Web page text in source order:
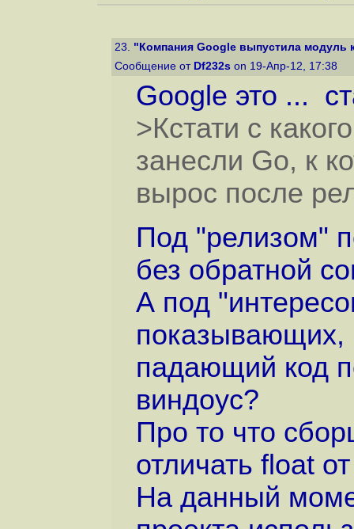
23. "Компания Google выпустила модуль
Сообщение от Df232s on 19-Апр-12, 17:38
Google это ...
>Кстати с
занесли Go, к
вырос после
Под "релизом"
без обратной
А под
показывающих,
падающий код
виндоус?
Про то что
отличать float
На данный